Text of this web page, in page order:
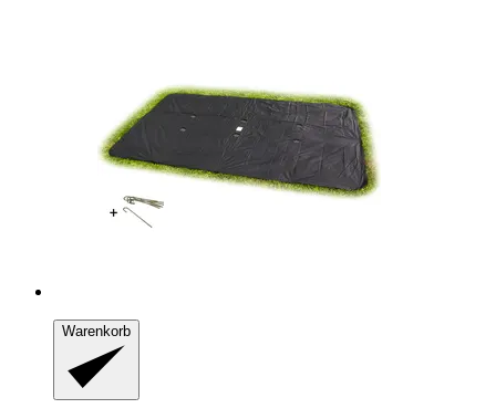
Warenkorb